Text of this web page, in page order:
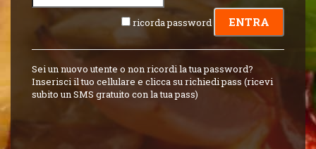
ricorda password
Sei un nuovo utente o non ricordi la tua password?
Inserisci il tuo cellulare e clicca su richiedi pass (ricevi
subito un SMS gratuito con la tua pass)